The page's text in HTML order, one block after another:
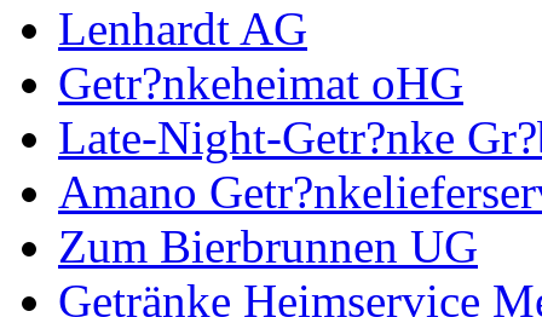
Lenhardt AG
Getr?nkeheimat oHG
Late-Night-Getr?nke
Amano
Zum Bierbrunnen UG
Getränke Heimservice